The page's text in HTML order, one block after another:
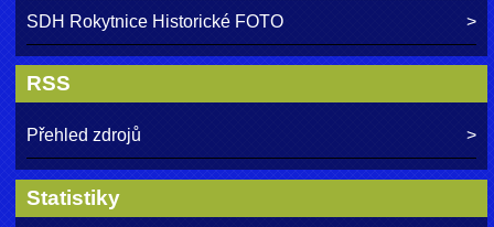
SDH Rokytnice Historické FOTO
RSS
Přehled zdrojů
Statistiky